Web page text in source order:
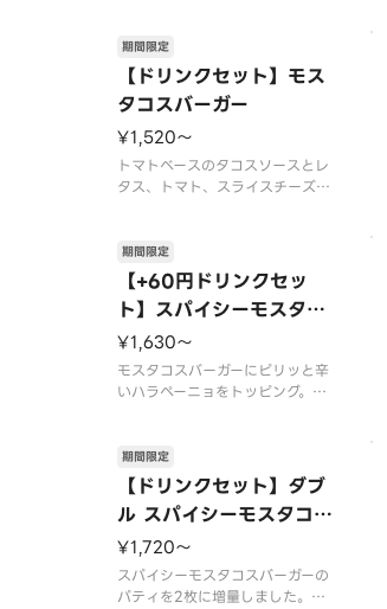
コスソースとも相性抜群！お好み
でレモンを絞ってお召しあがりく
ださい。
【2026年7月15日（水）〜202
6年9月上旬頃までの販売予定】
※
【ドリンクセット】モス
タコスバーガー
期間限定
¥1,520〜
トマトベースのタコスソースとレ
タス、トマト、スライスチーズを
ツなどの野菜を加え、数種類のス
パイスを使用し、食欲をそそるソ
ースに仕立てました。【2026年
7月15日（水）〜2026年9月上
旬頃までの販売
【+60円ドリンクセッ
ト】スパイシーモスタコ
スバーガー
期間限定
¥1,630〜
モスタコスバーガーにピリッと辛
いハラペーニョをトッピング。ス
026年9月上旬頃までの販売予
定】※店舗によっては、期間内に
販売を終了する場合がございま
す。※辛くて食べられない場合が
ございますので、
【ドリンクセット】ダブ
ル スパイシーモスタコス
バーガー
期間限定
¥1,720〜
スパイシーモスタコスバーガーの
パティを2枚に増量しました。お